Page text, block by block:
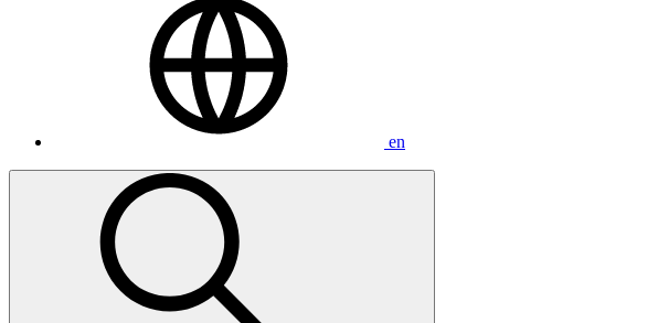
en